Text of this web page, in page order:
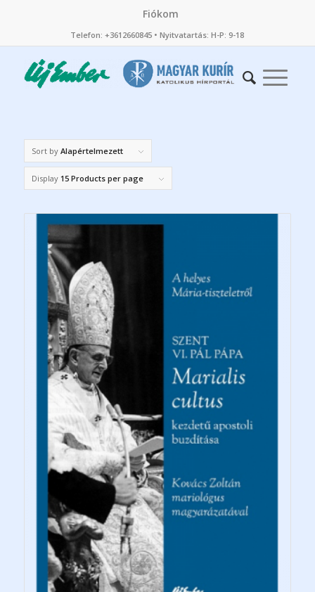
Fiókom
Telefon: +3612660845 • Nyitvatartás: H-P: 9-18
Sort by Alapértelmezett
Display 15 Products per page